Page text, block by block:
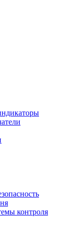
контроля